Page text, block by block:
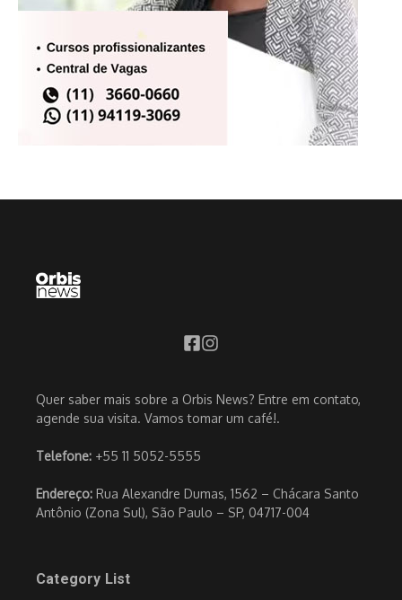
Quer saber mais sobre a Orbis News? Entre em contato,
agende sua visita. Vamos tomar um café!.
Telefone: +55 11 5052-5555
Endereço: Rua Alexandre Dumas, 1562 – Chácara Santo
Antônio (Zona Sul), São Paulo – SP, 04717-004
Category List